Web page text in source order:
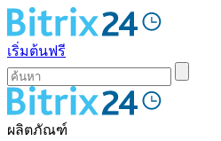
เริ่มต้นฟรี
ผลิตภัณฑ์